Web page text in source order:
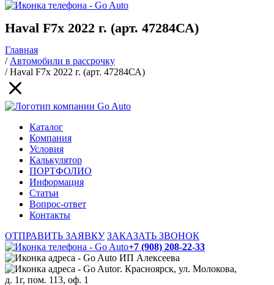
Haval F7x 2022 г. (арт. 47284СА)
Главная
/Автомобили в рассрочку
/Haval F7x 2022 г. (арт. 47284СА)
Каталог
Компания
Условия
Калькулятор
ПОРТФОЛИО
Информация
Статьи
Вопрос-ответ
Контакты
ОТПРАВИТЬ ЗАЯВКУ ЗАКАЗАТЬ ЗВОНОК
+7 (908) 208-22-33
ИП Алексеева
г. Красноярск, ул. Молокова,
д. 1г, пом. 113, оф. 1